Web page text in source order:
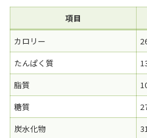
項目
カロリー
たんぱく質
脂質
糖質
炭水化物